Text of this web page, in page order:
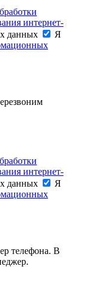
интернет-
данных
Я
интернет-
данных
Я
телефона. В